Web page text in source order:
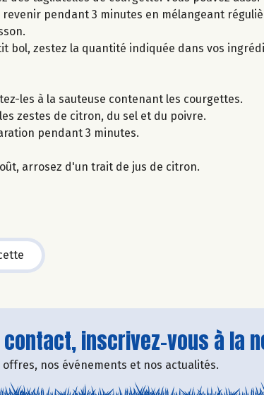
pendant 3 minutes en mélangeant
bol, zestez la quantité indiquée dans vos
les à la sauteuse contenant les courgettes.
zestes de citron, du sel et du poivre.
pendant 3 minutes.
arrosez d'un trait de jus de citron.
contact, inscrivez-vous à la
nos événements et nos actualités.